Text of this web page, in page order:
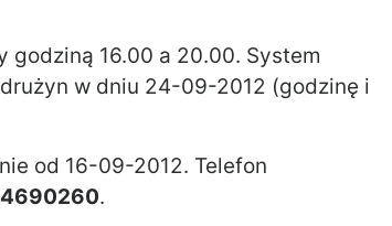
godziną 16.00 a 20.00. System
w dniu 24-09-2012 (godzinę i
od 16-09-2012. Telefon
.